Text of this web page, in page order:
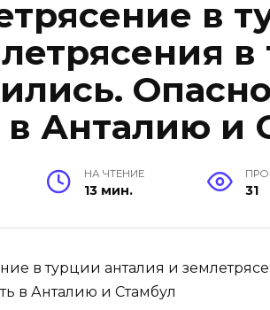
в
в
в Анталию и
НА ЧТЕНИЕ
13 мин. 31